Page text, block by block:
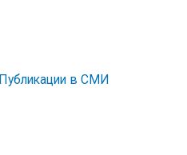
Публикации в СМИ